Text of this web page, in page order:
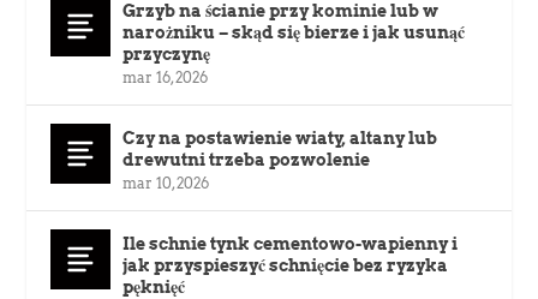
Grzyb na ścianie przy kominie lub w
narożniku – skąd się bierze i jak usunąć
przyczynę
mar 16, 2026
Czy na postawienie wiaty, altany lub
drewutni trzeba pozwolenie
mar 10, 2026
Ile schnie tynk cementowo-wapienny i
jak przyspieszyć schnięcie bez ryzyka
pęknięć